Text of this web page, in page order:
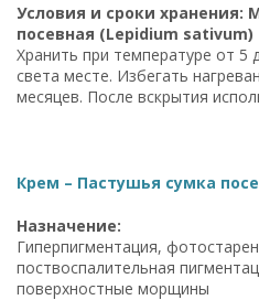
Условия и сроки хранения:
посевная (Lepidium sativum)
Хранить при температуре от 5
света месте. Избегать
месяцев. После вскрытия
Крем – Пастушья сумка
Назначение:
Гиперпигментация,
поствоспалительная
поверхностные морщины